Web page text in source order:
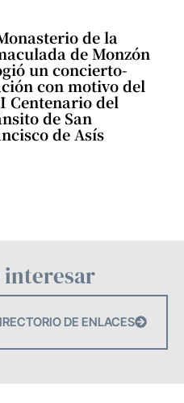
de la
de Monzón
un concierto-
con motivo del
Centenario del
de San
de Asís
interesar
DE ENLACES